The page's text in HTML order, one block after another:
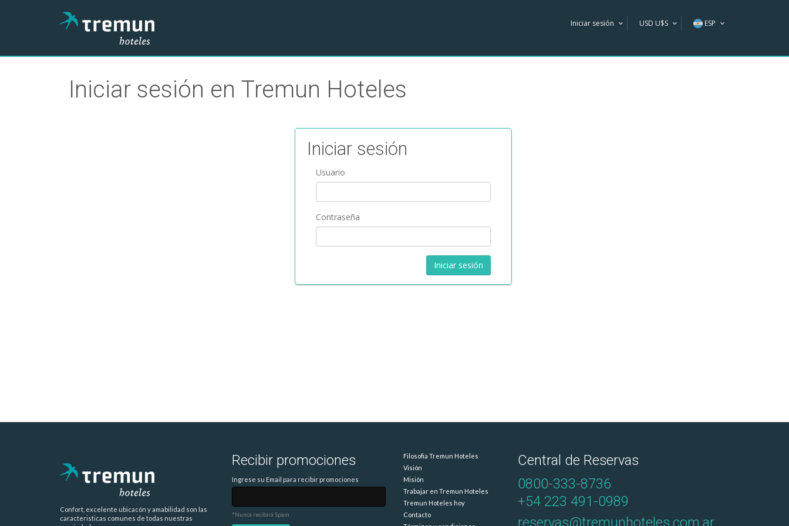
Iniciar sesión USD U$S ESP
Iniciar sesión en Tremun Hoteles
Iniciar sesión
Usuario
Contraseña
Confort, excelente ubicacón y amabilidad son las
caracteristicas comunes de todas nuestras
Recibir promociones
Ingrese su Email para recibir promociones
*Nunca recibirá Spam
Filosofia Tremun Hoteles
Visión
Misión
Trabajar en Tremun Hoteles
Tremun Hoteles hoy
Contacto
Central de Reservas
0800-333-8736
+54 223 491-0989
reservas@tremunhoteles.com.ar